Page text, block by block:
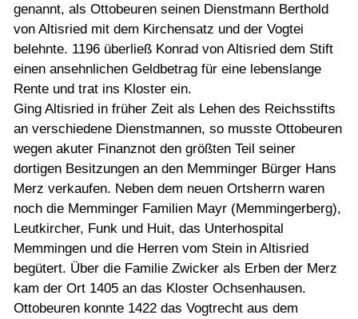
genannt, als Ottobeuren seinen Dienstmann Berthold
von Altisried mit dem Kirchensatz und der Vogtei
belehnte. 1196 überließ Konrad von Altisried dem Stift
einen ansehnlichen Geldbetrag für eine lebenslange
Rente und trat ins Kloster ein.
Ging Altisried in früher Zeit als Lehen des Reichsstifts
an verschiedene Dienstmannen, so musste Ottobeuren
wegen akuter Finanznot den größten Teil seiner
dortigen Besitzungen an den Memminger Bürger Hans
Merz verkaufen. Neben dem neuen Ortsherrn waren
noch die Memminger Familien Mayr (Memmingerberg),
Leutkircher, Funk und Huit, das Unterhospital
Memmingen und die Herren vom Stein in Altisried
begütert. Über die Familie Zwicker als Erben der Merz
kam der Ort 1405 an das Kloster Ochsenhausen.
Ottobeuren konnte 1422 das Vogtrecht aus dem